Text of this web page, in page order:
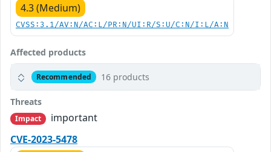
4.3 (Medium)
CVSS:3.1/AV:N/AC:L/PR:N/UI:R/S:U/C:N/I:L/A:N
Affected products
Recommended 16 products
Threats
Impact
important
CVE-2023-5478